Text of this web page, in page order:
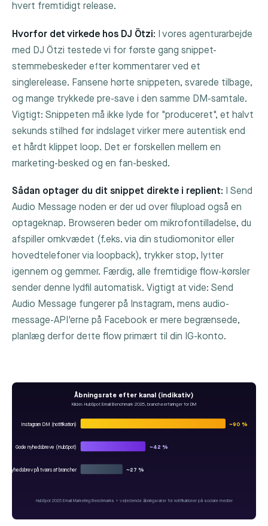
hvert fremtidigt release.
Hvorfor det virkede hos DJ Ötzi: I vores agenturarbejde
med DJ Ötzi testede vi for første gang snippet-
stemmebeskeder efter kommentarer ved et
singlerelease. Fansene hørte snippeten, svarede tilbage,
og mange trykkede pre-save i den samme DM-samtale.
Vigtigt: Snippeten må ikke lyde for "produceret", et halvt
sekunds stilhed før indslaget virker mere autentisk end
et hårdt klippet loop. Det er forskellen mellem en
marketing-besked og en fan-besked.
Sådan optager du dit snippet direkte i replient:
Send
Audio Message noden er der ud over filupload også en
optageknap. Browseren beder om mikrofontilladelse, du
afspiller omkvædet (f.eks. via din studiomonitor eller
hovedtelefoner via loopback), trykker stop, lytter
igennem og gemmer. Færdig, alle fremtidige flow-kørsler
sender denne lydfil automatisk. Vigtigt at vide: Send
Audio Message fungerer på Instagram, mens audio-
message-API'erne på Facebook er mere begrænsede,
planlæg derfor dette flow primært til din IG-konto.
Åbningsrate efter kanal (indikativ)
Kilder: HubSpot Email Benchmark 2025, brancheerfaringer for DM
Instagram DM (notifikation) ~90 %
Gode nyhedsbreve (HubSpot) ~42 %
nyhedsbrev på tværs af brancher ~27 %
HubSpot 2025 Email Marketing Benchmarks + vejledende åbningsrater for notifikationer på sociale medier